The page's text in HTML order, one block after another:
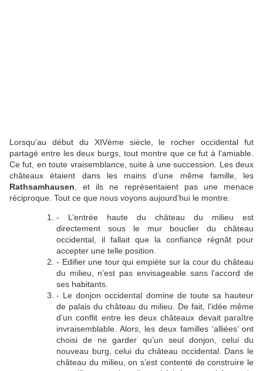
Lorsqu’au début du XIVème siècle, le rocher occidental fut
partagé entre les deux burgs, tout montre que ce fut à l’amiable.
Ce fut, en toute vraisemblance, suite à une succession. Les deux
châteaux étaient dans les mains d’une même famille, les
Rathsamhausen , et ils ne représentaient pas une menace
réciproque. Tout ce que nous voyons aujourd’hui le montre.
- L’entrée haute du château du milieu est
directement sous le mur bouclier du château
occidental, il fallait que la confiance régnât pour
accepter une telle position.
- Edifier une tour qui empiète sur la cour du château
du milieu, n’est pas envisageable sans l’accord de
ses habitants.
- Le donjon occidental domine de toute sa hauteur
de palais du château du milieu. De fait, l’idée même
d’un conflit entre les deux châteaux devait paraître
invraisemblable. Alors, les deux familles ‘alliées’ ont
choisi de ne garder qu’un seul donjon, celui du
nouveau burg, celui du château occidental. Dans le
château du milieu, on s’est contenté de construire le